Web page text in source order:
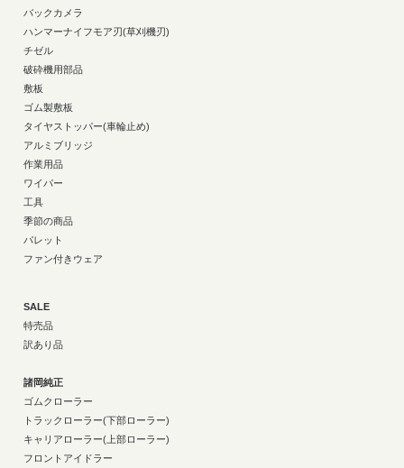
バックカメラ
ハンマーナイフモア刃(草刈機刃)
チゼル
破砕機用部品
敷板
ゴム製敷板
タイヤストッパー(車輪止め)
アルミブリッジ
作業用品
ワイパー
工具
季節の商品
パレット
ファン付きウェア
SALE
特売品
訳あり品
諸岡純正
ゴムクローラー
トラックローラー(下部ローラー)
キャリアローラー(上部ローラー)
フロントアイドラー